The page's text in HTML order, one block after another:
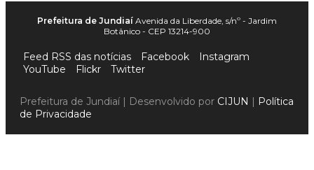
Prefeitura de Jundiaí Avenida da Liberdade, s/nº - Jardim
Botânico - CEP 13214-900
Feed RSS das notícias Facebook
Instagram
YouTube
Flickr Twitter
Prefeitura de Jundiaí | Desenvolvido por CIJUN | Política
de Privacidade